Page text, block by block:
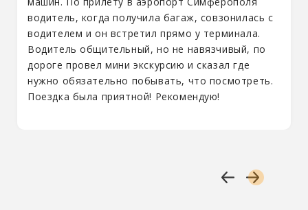
водитель, когда получила багаж, совзонилась с
водителем и он встретил прямо у терминала.
Водитель общительный, но не навязчивый, по
дороге провел мини экскурсию и сказал где
нужно обязательно побывать, что посмотреть.
Поездка была приятной! Рекомендую!